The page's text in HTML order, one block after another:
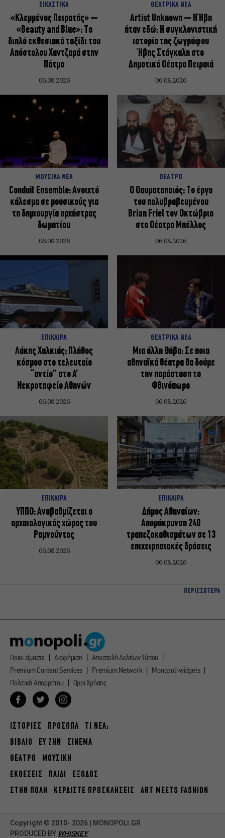
ΕΙΚΑΣΤΙΚΑ
«Κλεμμένος Πειρατής» –
«Beauty and Blue»: Το
διπλό εκθεσιακό ταξίδι του
Απόστολου Χαντζαρά στην
Πάτμο
06.08.2026
ΘΕΑΤΡΙΚΑ ΝΕΑ
Artist Unknown – Η Ήβη
ήταν εδώ: Η συγκλονιστική
ιστορία της ζωγράφου
Ήβης Στάγκαλη στο
Δημοτικό Θέατρο Πειραιά
06.08.2026
ΜΟΥΣΙΚΑ ΝΕΑ
Conduit Ensemble: Ανοιχτό
κάλεσμα σε μουσικούς για
τη δημιουργία ορχήστρας
δωματίου
06.08.2026
ΘΕΑΤΡΟ
Ο Θαυματοποιός: Το έργο
του πολυβραβευμένου
Brian Friel τον Οκτώβριο
στο Θέατρο Μπέλλος
06.08.2026
ΕΠΙΚΑΙΡΑ
Λάκης Χαλκιάς: Πλήθος
κόσμου στο τελευταίο
“αντίο” στο Α’
Νεκροταφείο Αθηνών
06.08.2026
ΘΕΑΤΡΙΚΑ ΝΕΑ
Μια άλλη Θήβα: Σε ποια
αθηναϊκά θέατρα θα δούμε
την παράσταση το
Φθινόπωρο
06.08.2026
ΕΠΙΚΑΙΡΑ
ΥΠΠΟ: Αναβαθμίζεται ο
αρχαιολογικός χώρος του
Ραμνούντος
06.08.2026
ΕΠΙΚΑΙΡΑ
Δήμος Αθηναίων:
Απομάκρυνση 240
τραπεζοκαθισμάτων σε 13
επιχειρησιακές δράσεις
06.08.2026
ΠΕΡΙΣΣΟΤΕΡΑ
Ποιοι είμαστε Διαφήμιση
Αποστολή Δελτίων Τύπου
Premium Content Services
Premium Network
Monopoli widgets
Πολιτική Απορρήτου
Οροι Χρήσης
ΙΣΤΟΡΙΕΣ ΠΡΟΣΩΠΑ
ΤΙ ΝΕΑ;
ΒΙΒΛΙΟ
ΕΥ ΖΗΝ
ΣΙΝΕΜΑ
ΘΕΑΤΡΟ
ΜΟΥΣΙΚΗ
ΕΚΘΕΣΕΙΣ
ΠΑΙΔΙ
ΕΞΟΔΟΣ
ΣΤΗΝ ΠΟΛΗ
ΚΕΡΔΙΣΤΕ ΠΡΟΣΚΛΗΣΕΙΣ ART MEETS FASHION
Copyright © 2010- 2026 | MONOPOLI.GR
PRODUCED BY WHISKEY